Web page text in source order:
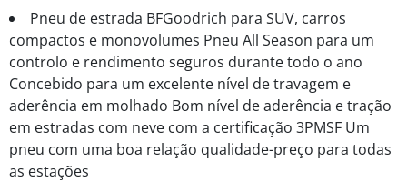
Pneu de estrada BFGoodrich para SUV, carros
compactos e monovolumes Pneu All Season para um
controlo e rendimento seguros durante todo o ano
Concebido para um excelente nível de travagem e
aderência em molhado Bom nível de aderência e tração
em estradas com neve com a certificação 3PMSF Um
pneu com uma boa relação qualidade-preço para todas
as estações